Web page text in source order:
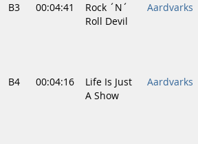
B3
00:04:41
Rock ´N´
Roll Devil
Aardvarks
B4
00:04:16
Life Is Just
A Show
Aardvarks